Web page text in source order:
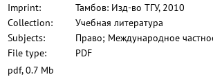
Imprint:
Тамбов: Изд-во ТГУ, 2010
Collection:
Учебная литература
Subjects:
Право; Международное
File type:
PDF
pdf, 0.7 Mb